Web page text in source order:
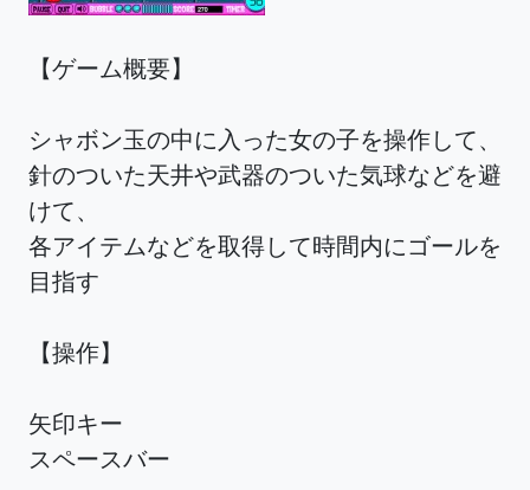
【ゲーム概要】
シャボン玉の中に入った女の子を操作して、
針のついた天井や武器のついた気球などを避
けて、
各アイテムなどを取得して時間内にゴールを
目指す
【操作】
矢印キー
スペースバー